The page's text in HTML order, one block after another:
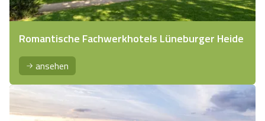
Romantische Fachwerkhotels Lüneburger Heide
ansehen